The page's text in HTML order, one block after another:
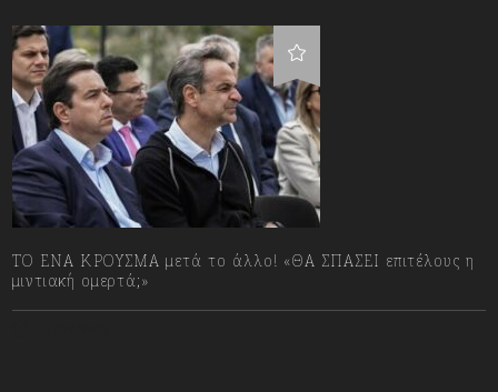
ΤΟ ΕΝΑ ΚΡΟΥΣΜΑ μετά το άλλο! «ΘΑ ΣΠΑΣΕΙ επιτέλους η
μιντιακή ομερτά;»